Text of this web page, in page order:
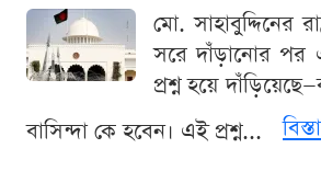
মো. সাহাবুদ্দিনের
সরে দাঁড়ানোর পর
প্রশ্ন হয়ে
বাসিন্দা কে হবেন। এই প্রশ্ন...